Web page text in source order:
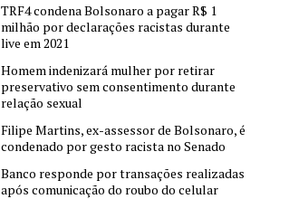
TRF4 condena Bolsonaro a pagar R$ 1
milhão por declarações racistas durante
live em 2021
Homem indenizará mulher por retirar
preservativo sem consentimento durante
relação sexual
Filipe Martins, ex-assessor de Bolsonaro, é
condenado por gesto racista no Senado
Banco responde por transações realizadas
após comunicação do roubo do celular